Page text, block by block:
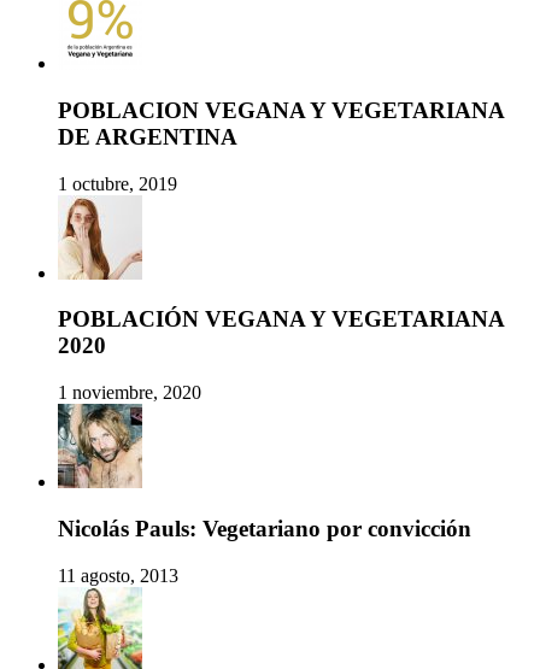
POBLACION VEGANA Y VEGETARIANA
DE ARGENTINA
1 octubre, 2019
POBLACIÓN VEGANA Y VEGETARIANA
2020
1 noviembre, 2020
Nicolás Pauls: Vegetariano por convicción
11 agosto, 2013